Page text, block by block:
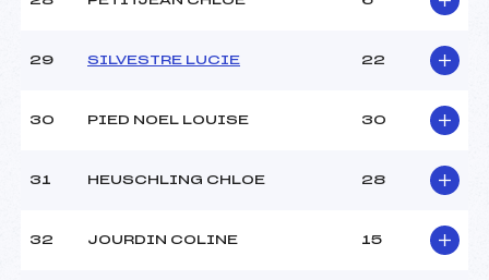
29 SILVESTRE LUCIE 22
30 PIED NOEL LOUISE 30
31 HEUSCHLING CHLOE 28
32 JOURDIN COLINE 15